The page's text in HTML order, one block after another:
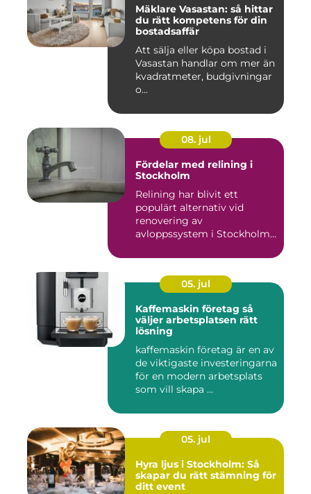
Mäklare Vasastan: så hittar
du rätt kompetens för din
bostadsaffär
Att sälja eller köpa bostad i
Vasastan handlar om mer än
kvadratmeter, budgivningar
o...
08. jul
Fördelar med relining i
Stockholm
Relining har blivit ett
populärt alternativ vid
renovering av
avloppssystem i Stockholm.
05. jul
Kaffemaskin företag så
väljer arbetsplatsen rätt
lösning
kaffemaskin företag är en av
de viktigaste investeringarna
för en modern arbetsplats
som vill skapa ...
05. jul
Hyra ljus i Stockholm: Så
skapar du rätt stämning för
ditt event